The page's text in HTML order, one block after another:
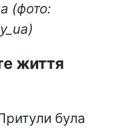
(фото:
життя
була